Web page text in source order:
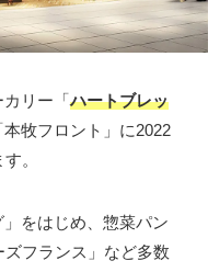
カリー「ハートブレッ
本牧フロント」に2022
。
をはじめ、惣菜パン
フランス」など多数